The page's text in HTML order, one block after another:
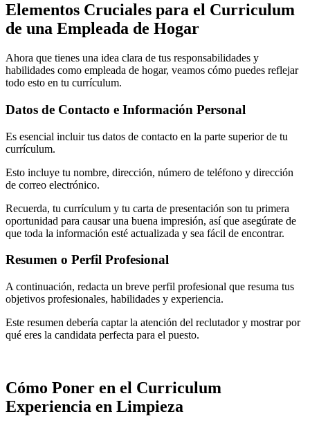
Elementos Cruciales para el Curriculum
de una Empleada de Hogar
Ahora que tienes una idea clara de tus responsabilidades y
habilidades como empleada de hogar, veamos cómo puedes reflejar
todo esto en tu currículum.
Datos de Contacto e Información Personal
Es esencial incluir tus datos de contacto en la parte superior de tu
currículum.
Esto incluye tu nombre, dirección, número de teléfono y dirección
de correo electrónico.
Recuerda, tu currículum y tu carta de presentación son tu primera
oportunidad para causar una buena impresión, así que asegúrate de
que toda la información esté actualizada y sea fácil de encontrar.
Resumen o Perfil Profesional
A continuación, redacta un breve perfil profesional que resuma tus
objetivos profesionales, habilidades y experiencia.
Este resumen debería captar la atención del reclutador y mostrar por
qué eres la candidata perfecta para el puesto.
Cómo Poner en el Curriculum
Experiencia en Limpieza